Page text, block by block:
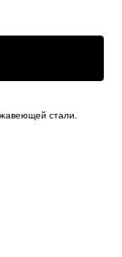
стали.